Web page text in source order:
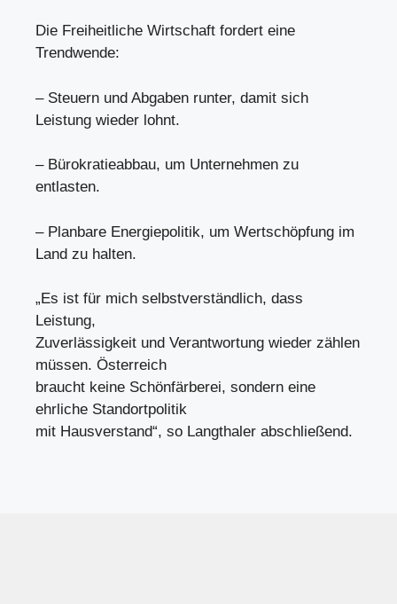
Die Freiheitliche Wirtschaft fordert eine
Trendwende:
– Steuern und Abgaben runter, damit sich
Leistung wieder lohnt.
– Bürokratieabbau, um Unternehmen zu
entlasten.
– Planbare Energiepolitik, um Wertschöpfung im
Land zu halten.
„Es ist für mich selbstverständlich, dass
Leistung,
Zuverlässigkeit und Verantwortung wieder zählen
müssen. Österreich
braucht keine Schönfärberei, sondern eine
ehrliche Standortpolitik
mit Hausverstand“, so Langthaler abschließend.